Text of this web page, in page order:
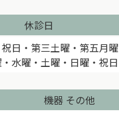
休診日
日・第三土曜・第五月曜
水曜・土曜・日曜・祝日
機器 その他